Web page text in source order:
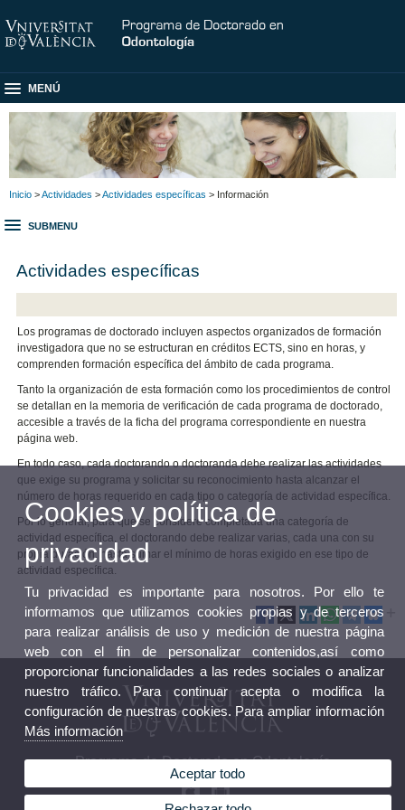
MENÚ
Inicio >Actividades >Actividades específicas > Información
SUBMENU
Actividades específicas
Los programas de doctorado incluyen aspectos organizados de formación
investigadora que no se estructuran en créditos ECTS, sino en horas, y
comprenden formación específica del ámbito de cada programa.
Tanto la organización de esta formación como los procedimientos de control
se detallan en la memoria de verificación de cada programa de doctorado,
accesible a través de la ficha del programa correspondiente en nuestra
página web.
En todo caso, cada doctorando o doctoranda debe realizar las actividades
que exige su programa y solicitar su reconocimiento hasta alcanzar el
número de horas requerido en cada tipo o categoría de actividad específica.
Por lo general, para que se considere completada una categoría de
actividad específica, el doctorando debe realizar varias, cada una con su
propia duración, hasta sumar el mínimo de horas exigido en ese tipo de
actividad específica.
Programa de Doctorado en Odontología
Cookies y política de
privacidad
Tu privacidad es importante para nosotros. Por ello te
informamos que utilizamos cookies propias y de terceros
para realizar análisis de uso y medición de nuestra página
web con el fin de personalizar contenidos,así como
proporcionar funcionalidades a las redes sociales o analizar
nuestro tráfico. Para continuar acepta o modifica la
configuración de nuestras cookies. Para ampliar información
Más información
Aceptar todo